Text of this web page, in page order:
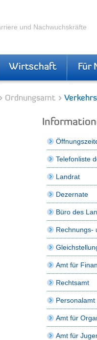
und Nachwuchskräfte
Wirtschaft Für
Ordnungsamt
Telefonliste
Landrat
Dezernate
Büro des
Rechnungs-
Amt für
Rechtsamt
Personalamt
Amt für
Amt für